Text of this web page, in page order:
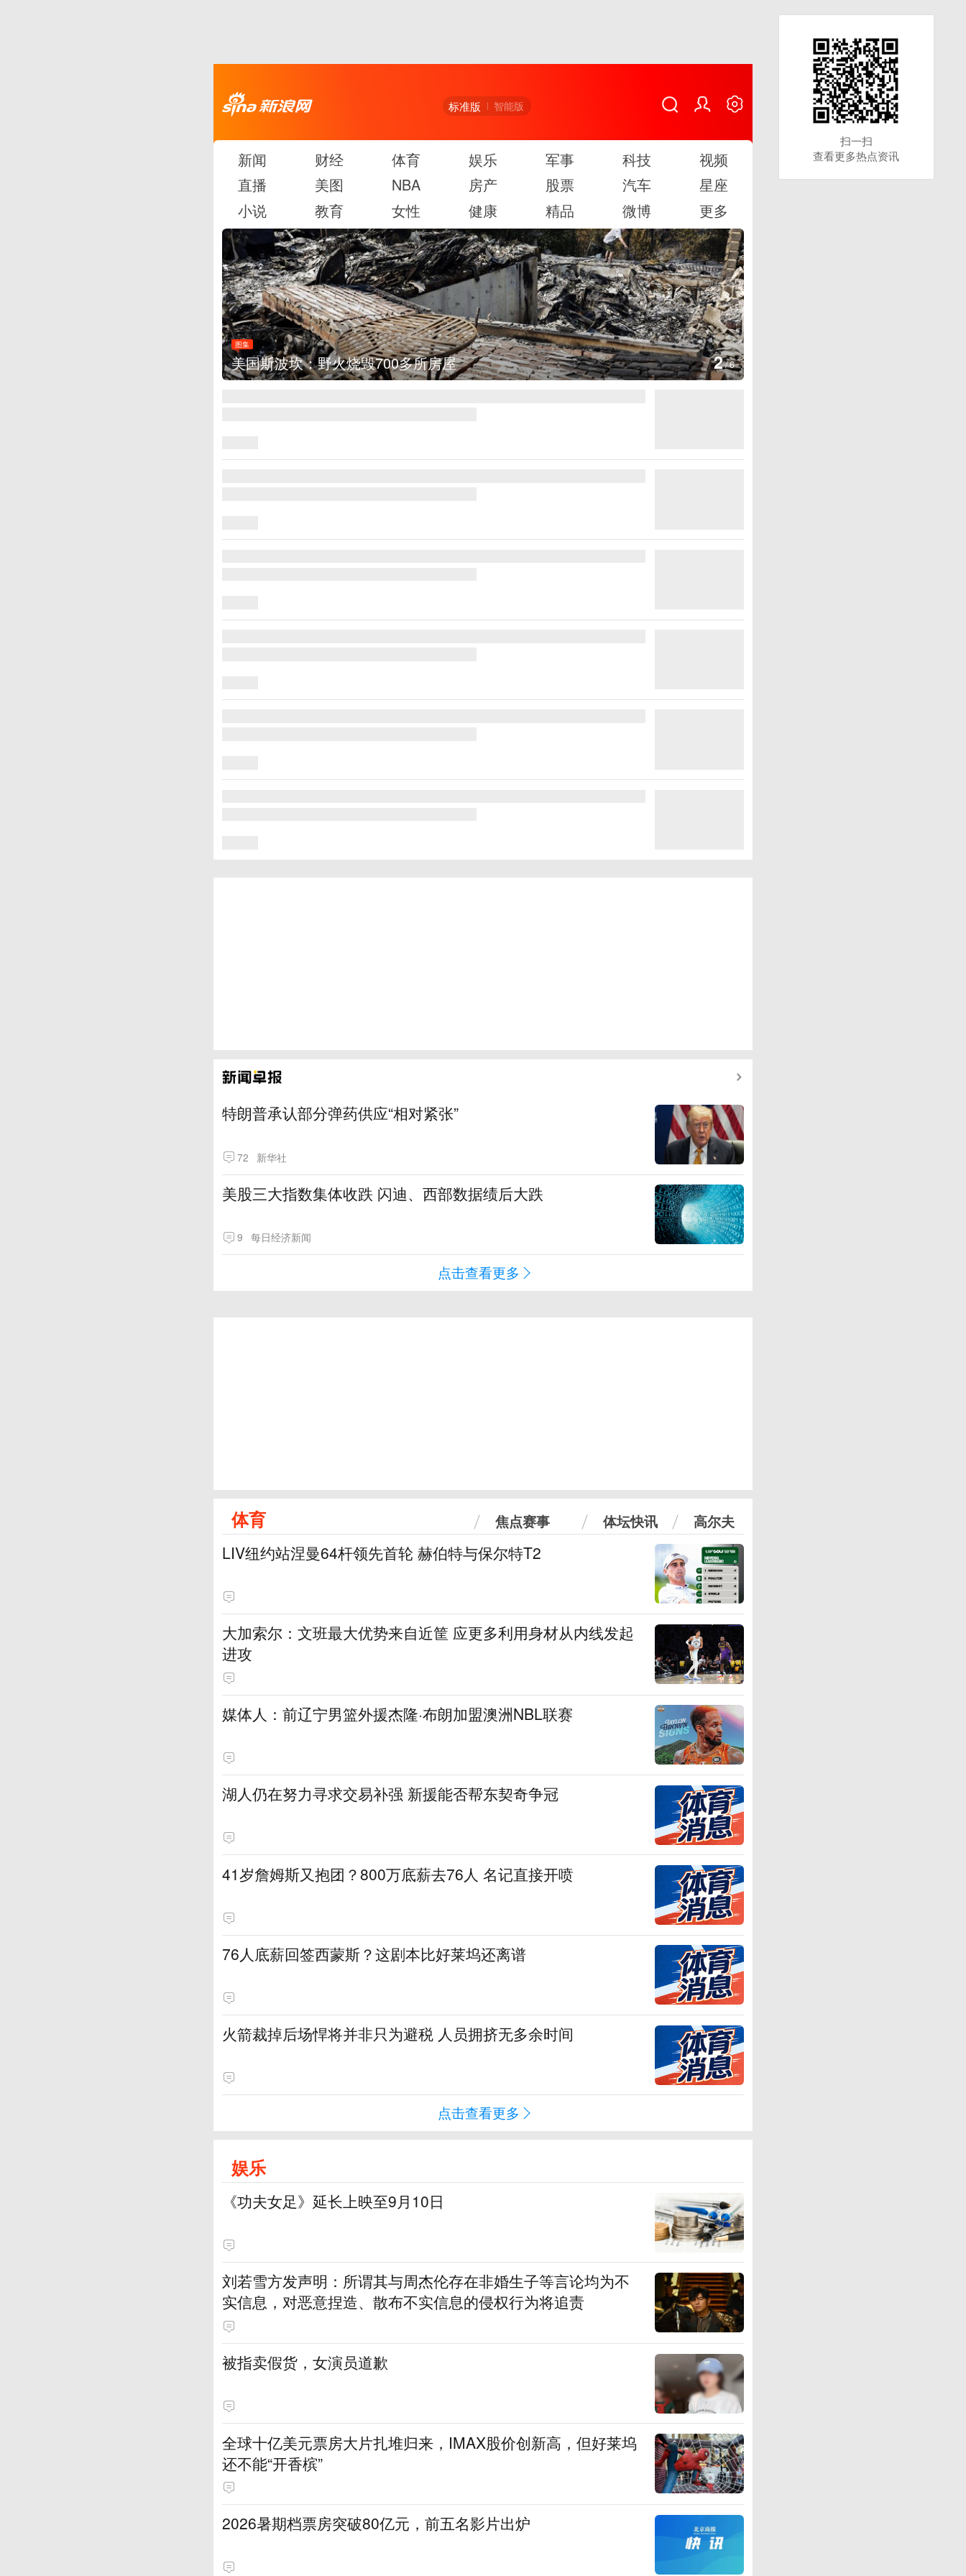
标准版 智能版
新闻 财经 体育 娱乐 军事 科技
视频
直播
美图 NBA 房产 股票 汽车
星座
小说
教育 女性 健康 精品 微博 更多
图集
叙利亚：大马士革发生爆炸 3/6
特朗普承认部分弹药供应“相对紧张”
72 新华社
美股三大指数集体收跌 闪迪、西部数据绩后大跌
9 每日经济新闻
点击查看更多
体育 焦点赛事 体坛快讯 高尔夫
LIV纽约站涅曼64杆领先首轮 赫伯特与保尔特T2
大加索尔：文班最大优势来自近筐 应更多利用身材从内线发起
进攻
媒体人：前辽宁男篮外援杰隆·布朗加盟澳洲NBL联赛
湖人仍在努力寻求交易补强 新援能否帮东契奇争冠
41岁詹姆斯又抱团？800万底薪去76人 名记直接开喷
76人底薪回签西蒙斯？这剧本比好莱坞还离谱
火箭裁掉后场悍将并非只为避税 人员拥挤无多余时间
点击查看更多
娱乐
《功夫女足》延长上映至9月10日
刘若雪方发声明：所谓其与周杰伦存在非婚生子等言论均为不
实信息，对恶意捏造、散布不实信息的侵权行为将追责
被指卖假货，女演员道歉
全球十亿美元票房大片扎堆归来，IMAX股价创新高，但好莱坞
还不能“开香槟”
2026暑期档票房突破80亿元，前五名影片出炉
扫一扫
查看更多热点资讯
扫一扫
查看更多热点资讯